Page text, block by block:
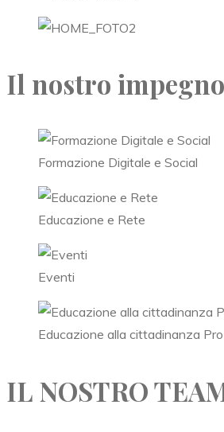
Il nostro
Formazione Digitale e Social
Educazione e Rete
Eventi
Educazione alla cittadinanza
IL NOSTRO